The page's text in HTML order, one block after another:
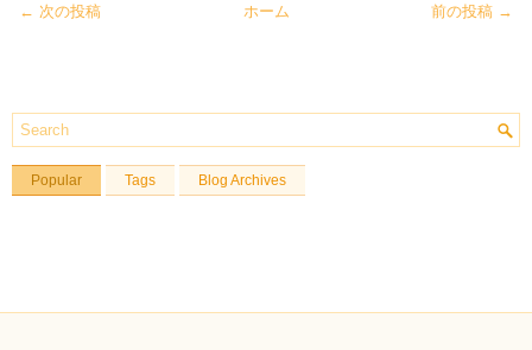
← 次の投稿 前の投稿 →
ホーム
Popular Tags Blog Archives